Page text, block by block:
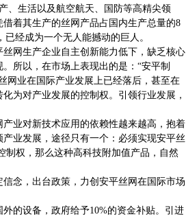
、生活以及航空航天、国防等高精尖领
着其生产的丝网产品占国内生产总量的8
经成为一个无人能撼动的巨人。
网生产企业自主创新能力低下，缺乏核心
所以，在市场上表现出的是：“安平制
网业在国际产业发展上已经落后，甚至在
为对产业发展的控制权。引领行业发展，
业对新技术应用的依赖性越来越高，抱着
业发展，途径只有一个：必须实现安平丝
制权，那么这种高科技附加值产品，自然
念，出台政策，力创安平丝网在国际市场
的设备，政府给予10%的资金补贴。引进